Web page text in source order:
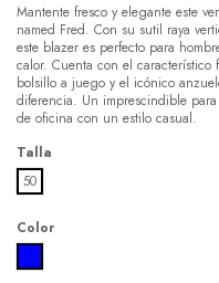
Mantente fresco y elegante este
named Fred. Con su sutil raya
este blazer es perfecto para
calor. Cuenta con el
bolsillo a juego y el icónico
diferencia. Un imprescindible
de oficina con un estilo casual.
Talla
50
Color